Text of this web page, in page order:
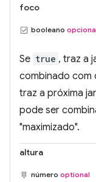
foco
booleano
Se true , traz a
combinado com
traz a próxima
pode ser
"maximizado".
altura
número optional